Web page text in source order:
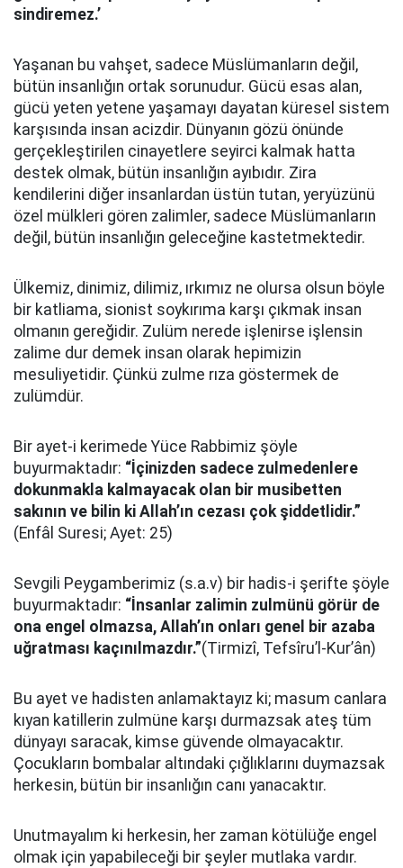
sindiremez.’
Yaşanan bu vahşet, sadece Müslümanların değil,
bütün insanlığın ortak sorunudur. Gücü esas alan,
gücü yeten yetene yaşamayı dayatan küresel sistem
karşısında insan acizdir. Dünyanın gözü önünde
gerçekleştirilen cinayetlere seyirci kalmak hatta
destek olmak, bütün insanlığın ayıbıdır. Zira
kendilerini diğer insanlardan üstün tutan, yeryüzünü
özel mülkleri gören zalimler, sadece Müslümanların
değil, bütün insanlığın geleceğine kastetmektedir.
Ülkemiz, dinimiz, dilimiz, ırkımız ne olursa olsun böyle
bir katliama, sionist soykırıma karşı çıkmak insan
olmanın gereğidir. Zulüm nerede işlenirse işlensin
zalime dur demek insan olarak hepimizin
mesuliyetidir. Çünkü zulme rıza göstermek de
zulümdür.
Bir ayet-i kerimede Yüce Rabbimiz şöyle
buyurmaktadır: “İçinizden sadece zulmedenlere
dokunmakla kalmayacak olan bir musibetten
sakının ve bilin ki Allah’ın cezası çok şiddetlidir.”
(Enfâl Suresi; Ayet: 25)
Sevgili Peygamberimiz (s.a.v) bir hadis-i şerifte şöyle
buyurmaktadır: “İnsanlar zalimin zulmünü görür de
ona engel olmazsa, Allah’ın onları genel bir azaba
uğratması kaçınılmazdır.”(Tirmizî, Tefsîru’l-Kur’ân)
Bu ayet ve hadisten anlamaktayız ki; masum canlara
kıyan katillerin zulmüne karşı durmazsak ateş tüm
dünyayı saracak, kimse güvende olmayacaktır.
Çocukların bombalar altındaki çığlıklarını duymazsak
herkesin, bütün bir insanlığın canı yanacaktır.
Unutmayalım ki herkesin, her zaman kötülüğe engel
olmak için yapabileceği bir şeyler mutlaka vardır.